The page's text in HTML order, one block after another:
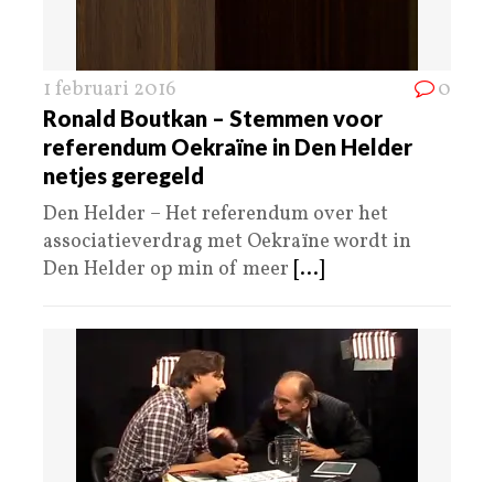
1 februari 2016 0
Ronald Boutkan – Stemmen voor
referendum Oekraïne in Den Helder
netjes geregeld
Den Helder – Het referendum over het
associatieverdrag met Oekraïne wordt in
Den Helder op min of meer [...]